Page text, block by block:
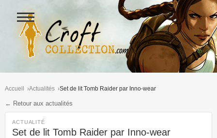
Figurines Lara Croft et
Ouvrir
le
menu
Accueil Actualités Set de lit Tomb Raider par Inno-wear
← Retour aux actualités
ACTUALITÉ
Set de lit Tomb Raider par Inno-wear